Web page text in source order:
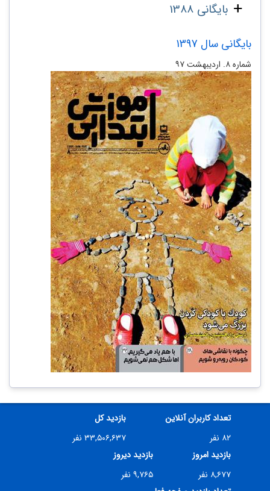
بایگانی 1388
بایگانی سال 1397
شماره ۸. اردیبهشت ۹۷
تعداد کاربران آنلاین
۸۲ نفر
بازدید کل
۳۳,۵۰۶,۶۳۷ نفر
بازدید امروز
۸,۶۷۷ نفر
بازدید دیروز
۹,۷۶۵ نفر